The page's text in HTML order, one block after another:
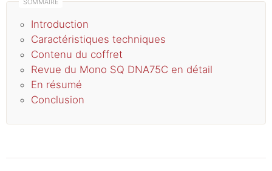
Introduction
Caractéristiques techniques
Contenu du coffret
Revue du Mono SQ DNA75C en détail
En résumé
Conclusion